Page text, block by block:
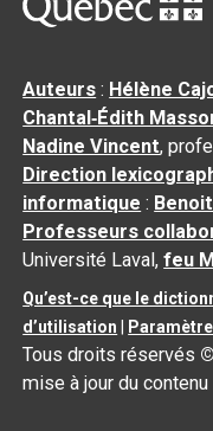
Auteurs : Hélène
Chantal‑Édith
Nadine Vincent,
Direction
informatique :
Professeurs
Université Laval,feu
Qu’est-ce que le
d’utilisation
Tous droits réservés ©
mise à jour du